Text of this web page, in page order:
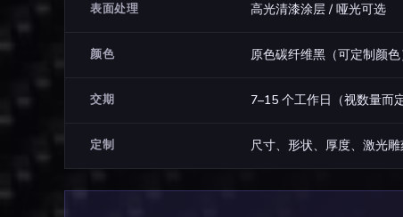
表面处理 高光清漆涂层 / 哑光可选
颜色 原色碳纤维黑（可定制颜色
交期 7–15 个工作日（视数量而定
定制 尺寸、形状、厚度、激光